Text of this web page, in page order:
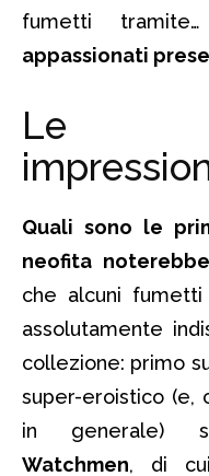
fumetti
appassionati
Le
Quali sono le
neofita
che alcuni fumetti
assolutamente
collezione: primo
super-eroistico (e,
in generale)
Watchmen, di